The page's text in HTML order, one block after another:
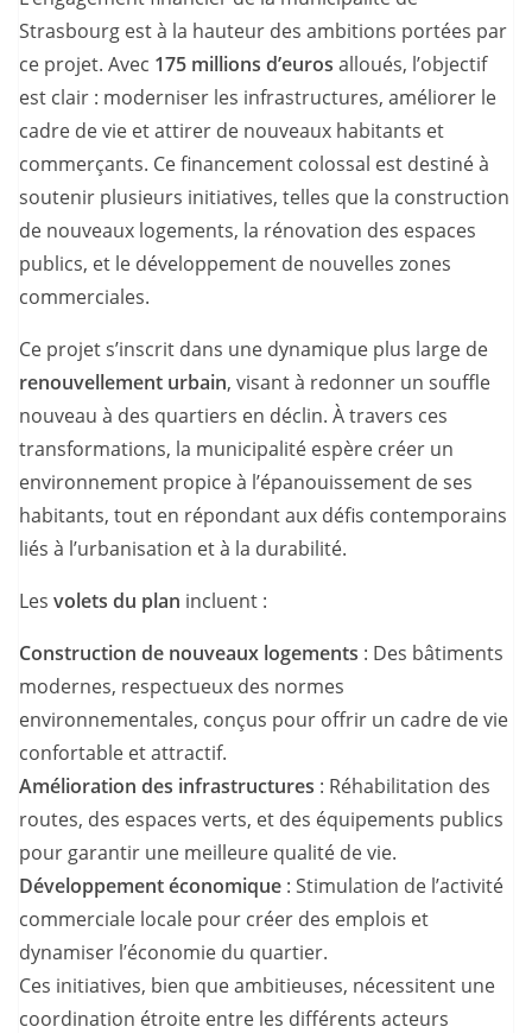
Strasbourg est à la hauteur des ambitions portées par
ce projet. Avec 175 millions d’euros alloués, l’objectif
est clair : moderniser les infrastructures, améliorer le
cadre de vie et attirer de nouveaux habitants et
commerçants. Ce financement colossal est destiné à
soutenir plusieurs initiatives, telles que la construction
de nouveaux logements, la rénovation des espaces
publics, et le développement de nouvelles zones
commerciales.
Ce projet s’inscrit dans une dynamique plus large de
renouvellement urbain, visant à redonner un souffle
nouveau à des quartiers en déclin. À travers ces
transformations, la municipalité espère créer un
environnement propice à l’épanouissement de ses
habitants, tout en répondant aux défis contemporains
liés à l’urbanisation et à la durabilité.
Les volets du plan incluent :
Construction de nouveaux logements : Des bâtiments
modernes, respectueux des normes
environnementales, conçus pour offrir un cadre de vie
confortable et attractif.
Amélioration des infrastructures : Réhabilitation des
routes, des espaces verts, et des équipements publics
pour garantir une meilleure qualité de vie.
Développement économique : Stimulation de l’activité
commerciale locale pour créer des emplois et
dynamiser l’économie du quartier.
Ces initiatives, bien que ambitieuses, nécessitent une
coordination étroite entre les différents acteurs